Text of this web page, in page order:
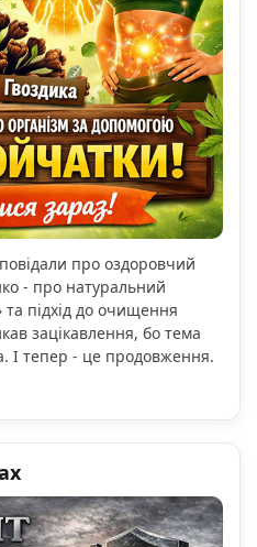
про оздоровчий
- про натуральний
підхід до очищення
зацікавлення, бо тема
І тепер - це продовження.